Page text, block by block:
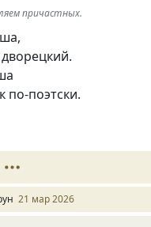
причастных.
по‑поэтски.
21 мар 2026